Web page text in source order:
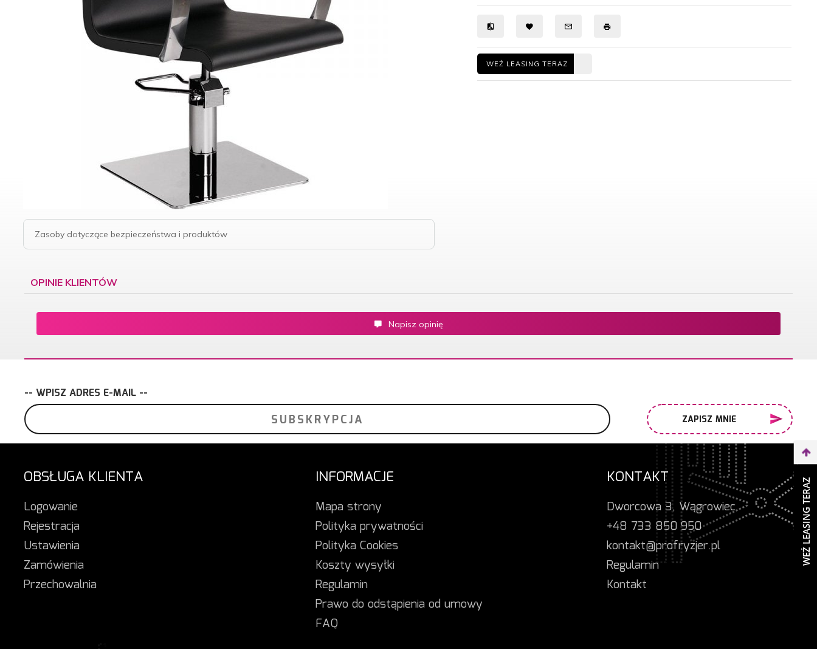
Zasoby dotyczące bezpieczeństwa i produktów
WEŹ LEASING TERAZ
OPINIE KLIENTÓW
Napisz opinię
-- WPISZ ADRES E-MAIL --
ZAPISZ MNIE
OBSŁUGA KLIENTA
Logowanie
Rejestracja
Ustawienia
Zamówienia
Przechowalnia
INFORMACJE
Mapa strony
Polityka prywatności
Polityka Cookies
Koszty wysyłki
Regulamin
Prawo do odstąpienia od umowy
FAQ
KONTAKT
Dworcowa 3, Wągrowiec
+48 733 850 950
kontakt@profryzjer.pl
Regulamin
Kontakt
WEŹ LEASING TERAZ